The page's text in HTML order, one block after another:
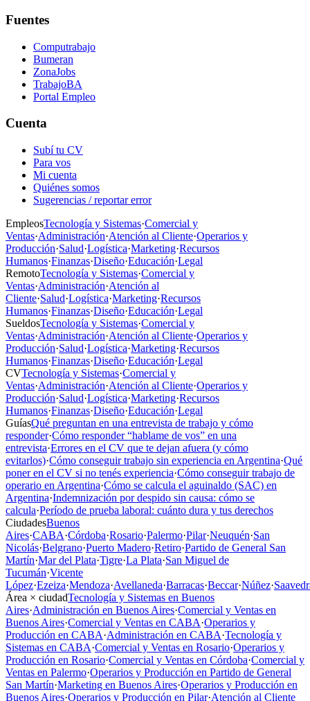
Fuentes
Computrabajo
Bumeran
ZonaJobs
TrabajoBA
Portal Empleo
Cuenta
Subí tu CV
Para vos
Mi cuenta
Quiénes somos
Sugerencias / reportar error
EmpleosTecnología y Sistemas·Comercial y
Ventas·Administración·Atención al Cliente·Operarios y
Producción·Salud·Logística·Marketing·Recursos
Humanos·Finanzas·Diseño·Educación·Legal
RemotoTecnología y Sistemas·Comercial y
Ventas·Administración·Atención al
Cliente·Salud·Logística·Marketing·Recursos
Humanos·Finanzas·Diseño·Educación·Legal
SueldosTecnología y Sistemas·Comercial y
Ventas·Administración·Atención al Cliente·Operarios y
Producción·Salud·Logística·Marketing·Recursos
Humanos·Finanzas·Diseño·Educación·Legal
CVTecnología y Sistemas·Comercial y
Ventas·Administración·Atención al Cliente·Operarios y
Producción·Salud·Logística·Marketing·Recursos
Humanos·Finanzas·Diseño·Educación·Legal
GuíasQué preguntan en una entrevista de trabajo y cómo
responder·Cómo responder “hablame de vos” en una
entrevista·Errores en el CV que te dejan afuera (y cómo
evitarlos)·Cómo conseguir trabajo sin experiencia en Argentina·Qué
poner en el CV si no tenés experiencia·Cómo conseguir trabajo de
operario en Argentina·Cómo se calcula el aguinaldo (SAC) en
Argentina·Indemnización por despido sin causa: cómo se
calcula·Período de prueba laboral: cuánto dura y tus derechos
CiudadesBuenos
Aires·CABA·Córdoba·Rosario·Palermo·Pilar·Neuquén·San
Nicolás·Belgrano·Puerto Madero·Retiro·Partido de General San
Martín·Mar del Plata·Tigre·La Plata·San Miguel de
Tucumán·Vicente
López·Ezeiza·Mendoza·Avellaneda·Barracas·Beccar·Núñez·
Área × ciudadTecnología y Sistemas en Buenos
Aires·Administración en Buenos Aires·Comercial y Ventas en
Buenos Aires·Comercial y Ventas en CABA·Operarios y
Producción en CABA·Administración en CABA·Tecnología y
Sistemas en CABA·Comercial y Ventas en Rosario·Operarios y
Producción en Rosario·Comercial y Ventas en Córdoba·Comercial y
Ventas en Palermo·Operarios y Producción en Partido de General
San Martín·Marketing en Buenos Aires·Operarios y Producción en
Buenos Aires·Operarios y Producción en Pilar·Atención al Cliente